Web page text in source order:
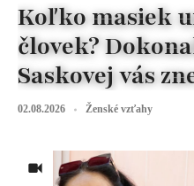
Koľko masiek
človek?
Saskovej vás
02.08.2026 Ženské vzťahy